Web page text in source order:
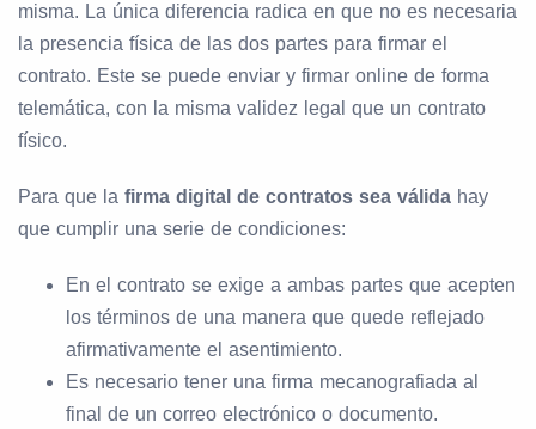
misma. La única diferencia radica en que no es necesaria
la presencia física de las dos partes para firmar el
contrato. Este se puede enviar y firmar online de forma
telemática, con la misma validez legal que un contrato
físico.
Para que la firma digital de contratos sea válida hay
que cumplir una serie de condiciones:
En el contrato se exige a ambas partes que acepten
los términos de una manera que quede reflejado
afirmativamente el asentimiento.
Es necesario tener una firma mecanografiada al
final de un correo electrónico o documento.